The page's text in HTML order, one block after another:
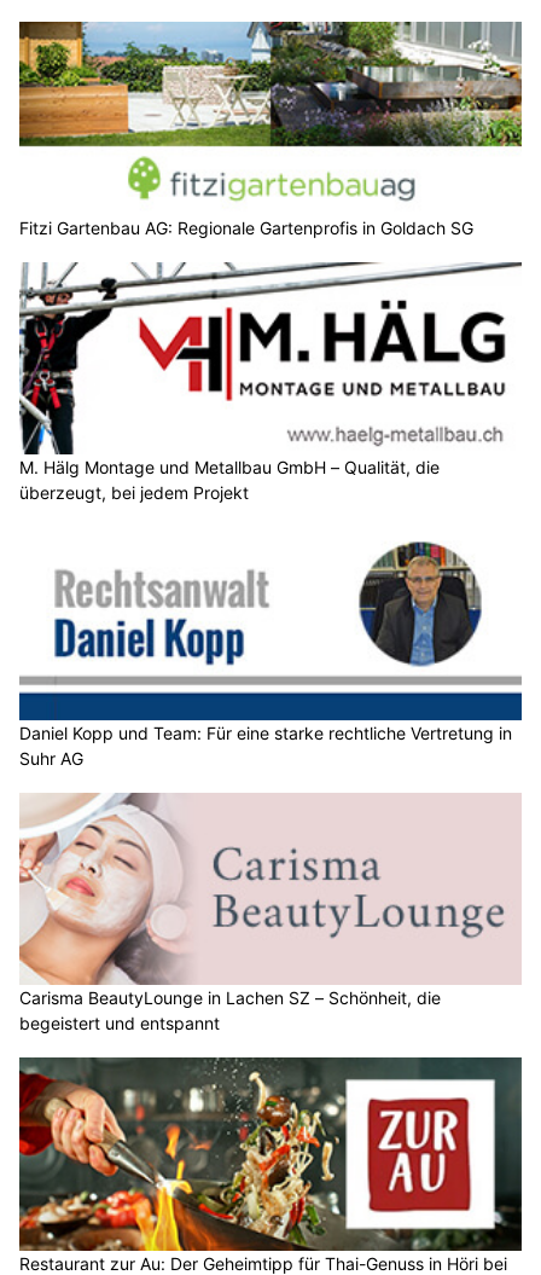
Fitzi Gartenbau AG: Regionale Gartenprofis in Goldach SG
M. Hälg Montage und Metallbau GmbH – Qualität, die
überzeugt, bei jedem Projekt
Daniel Kopp und Team: Für eine starke rechtliche Vertretung in
Suhr AG
Carisma BeautyLounge in Lachen SZ – Schönheit, die
begeistert und entspannt
Restaurant zur Au: Der Geheimtipp für Thai-Genuss in Höri bei